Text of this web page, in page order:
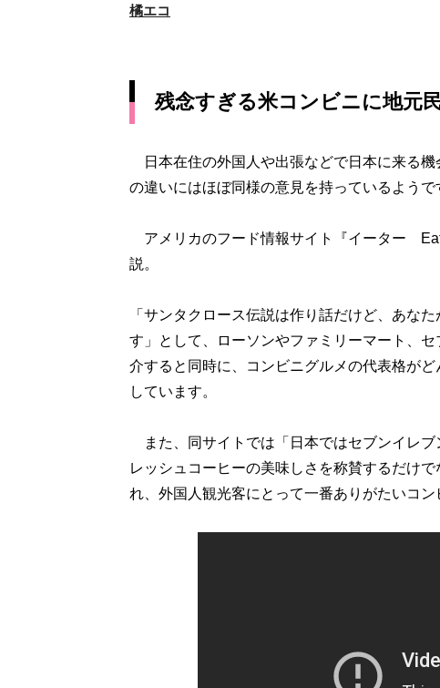
橘エコ
残念すぎる米コンビニに地元
日本在住の外国人や出張などで日本に来る
の違いにはほぼ同様の意見を持っているようで
アメリカのフード情報サイト『イーター
説。
「サンタクロース伝説は作り話だけど、あな
す」として、ローソンやファミリーマート、
介すると同時に、コンビニグルメの代表格が
しています。
また、同サイトでは「日本ではセブンイレ
レッシュコーヒーの美味しさを称賛するだけ
れ、外国人観光客にとって一番ありがたいコン